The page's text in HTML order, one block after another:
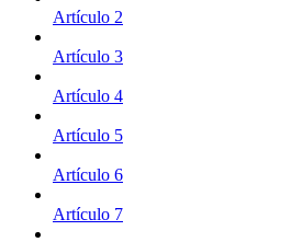
Artículo 2
Artículo 3
Artículo 4
Artículo 5
Artículo 6
Artículo 7